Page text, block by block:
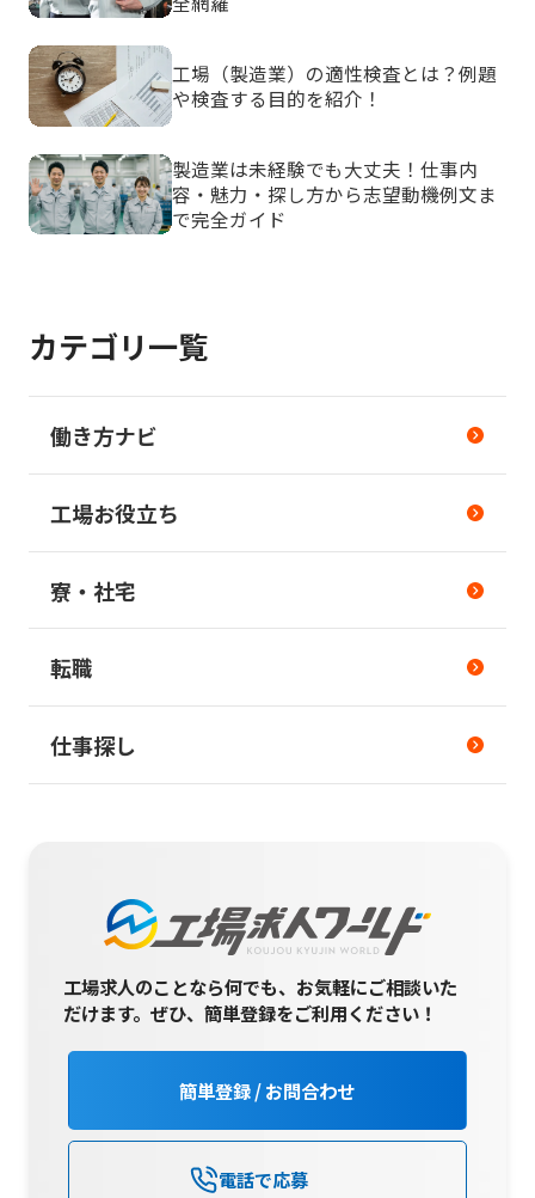
工場（製造業）の適性検査とは？例題
や検査する目的を紹介！
製造業は未経験でも大丈夫！仕事内
容・魅力・探し方から志望動機例文ま
で完全ガイド
カテゴリ一覧
働き方ナビ
工場お役立ち
寮・社宅
転職
仕事探し
工場求人のことなら何でも、お気軽にご相談いた
だけます。ぜひ、簡単登録をご利用ください！
簡単登録 / お問合わせ
電話で応募